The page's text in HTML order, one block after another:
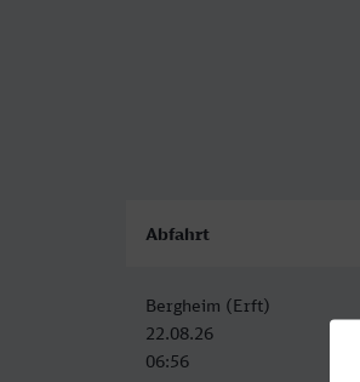
Abfahrt
Bergheim (Erft)
22.08.26
06:56